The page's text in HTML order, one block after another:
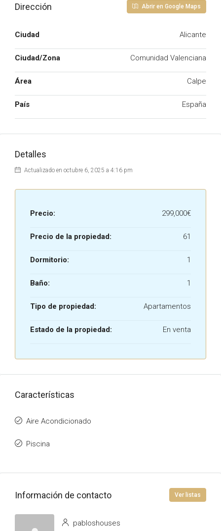
Dirección Abrir en Google Maps
Ciudad Alicante
Ciudad/Zona Comunidad Valenciana
Área Calpe
País España
Detalles
Actualizado en octubre 6, 2025 a 4:16 pm
Precio: 299,000€
Precio de la propiedad: 61
Dormitorio: 1
Baño: 1
Tipo de propiedad: Apartamentos
Estado de la propiedad: En venta
Características
Aire Acondicionado
Piscina
Información de contacto Ver listas
pabloshouses